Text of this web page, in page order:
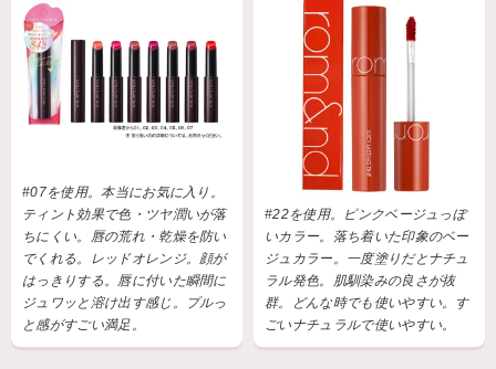
#07を使用。本当にお気に入り。
ティント効果で色・ツヤ潤いが落
ちにくい。唇の荒れ・乾燥を防い
でくれる。レッドオレンジ。顔が
はっきりする。唇に付いた瞬間に
ジュワッと溶け出す感じ。プルっ
と感がすごい満足。
#22を使用。ピンクベージュっぽ
いカラー。落ち着いた印象のベー
ジュカラー。一度塗りだとナチュ
ラル発色。肌馴染みの良さが抜
群。どんな時でも使いやすい。す
ごいナチュラルで使いやすい。